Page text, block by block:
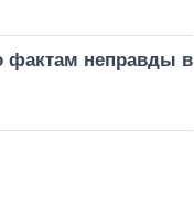
фактам неправды в